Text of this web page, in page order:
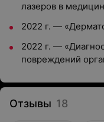
лазеров в
2022 г. —
2022 г. —
повреждений
Отзывы 18